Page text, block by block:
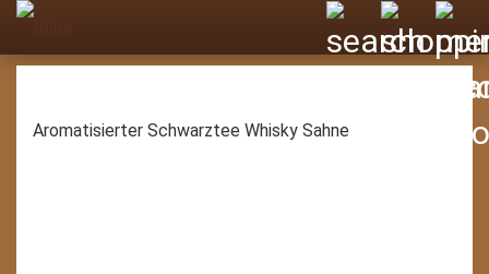
Aromatisierter Schwarztee Whisky Sahne